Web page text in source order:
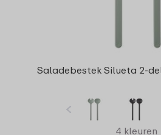
Saladebestek Silueta 2-
4 kleuren